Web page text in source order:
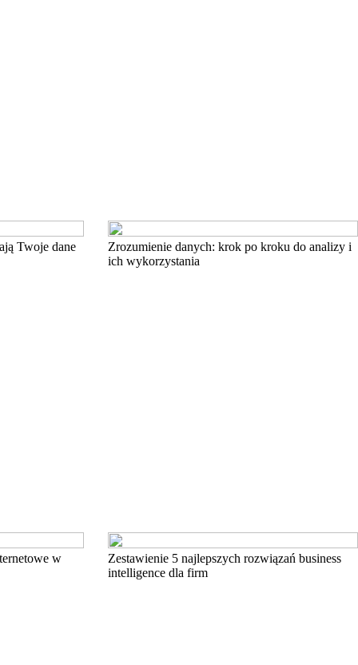
Twoje dane
Zrozumienie danych: krok po kroku do analizy i
ich wykorzystania
w
Zestawienie 5 najlepszych rozwiązań business
intelligence dla firm